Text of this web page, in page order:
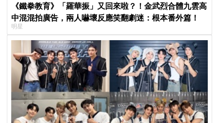
《鐵拳教育》「羅華振」又回來啦？！金武烈合體九雲高
中混混拍廣告，兩人嚇壞反應笑翻劇迷：根本番外篇！
明星